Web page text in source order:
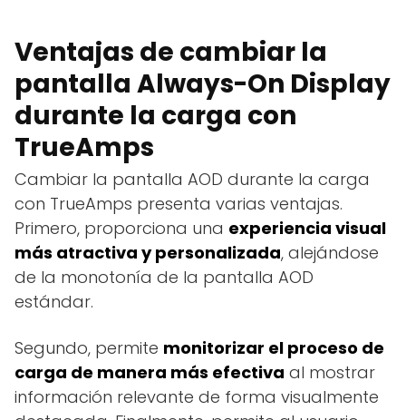
Ventajas de cambiar la
pantalla Always-On Display
durante la carga con
TrueAmps
Cambiar la pantalla AOD durante la carga
con TrueAmps presenta varias ventajas.
Primero, proporciona una experiencia visual
más atractiva y personalizada, alejándose
de la monotonía de la pantalla AOD
estándar.
Segundo, permite monitorizar el proceso de
carga de manera más efectiva al mostrar
información relevante de forma visualmente